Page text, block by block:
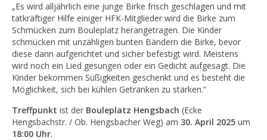
„Es wird alljährlich eine junge Birke frisch geschlagen und mit
tatkräftiger Hilfe einiger HFK-Mitglieder wird die Birke zum
Schmücken zum Bouleplatz herangetragen. Die Kinder
schmücken mit unzähligen bunten Bändern die Birke, bevor
diese dann aufgerichtet und sicher befestigt wird. Meistens
wird noch ein Lied gesungen oder ein Gedicht aufgesagt. Die
Kinder bekommen Süßigkeiten geschenkt und es besteht die
Möglichkeit, sich bei kühlen Getränken zu stärken.“
Treffpunkt ist der Bouleplatz Hengsbach (Ecke
Hengsbachstr. / Ob. Hengsbacher Weg) am 30. April 2025 um
18:00 Uhr.